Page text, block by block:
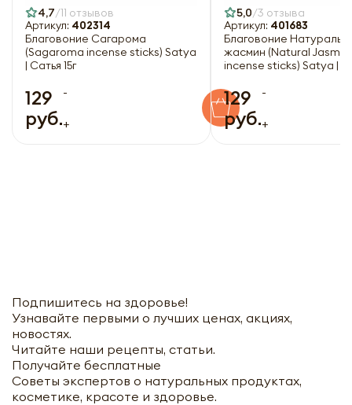
4,7 11 отзывов
Артикул: 402314
Благовоние Сагарома
(Sagaroma incense sticks) Satya
| Сатья 15г
129
руб.
-
+
5,0 3 отзыва
Артикул: 401683
Благовоние
жасмин (Natural
incense sticks) Satya |
129
руб.
-
+
Подпишитесь на здоровье!
Узнавайте первыми о лучших ценах, акциях,
новостях.
Читайте наши рецепты, статьи.
Получайте бесплатные
Советы экспертов о натуральных продуктах,
косметике, красоте и здоровье.